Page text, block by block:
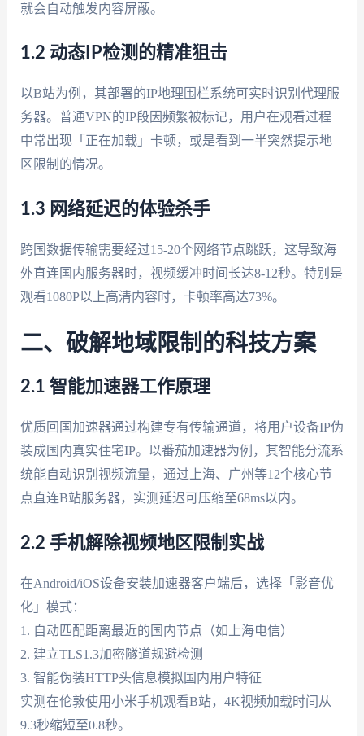
就会自动触发内容屏蔽。
1.2 动态IP检测的精准狙击
以B站为例，其部署的IP地理围栏系统可实时识别代理服
务器。普通VPN的IP段因频繁被标记，用户在观看过程
中常出现「正在加载」卡顿，或是看到一半突然提示地
区限制的情况。
1.3 网络延迟的体验杀手
跨国数据传输需要经过15-20个网络节点跳跃，这导致海
外直连国内服务器时，视频缓冲时间长达8-12秒。特别是
观看1080P以上高清内容时，卡顿率高达73%。
二、破解地域限制的科技方案
2.1 智能加速器工作原理
优质回国加速器通过构建专有传输通道，将用户设备IP伪
装成国内真实住宅IP。以番茄加速器为例，其智能分流系
统能自动识别视频流量，通过上海、广州等12个核心节
点直连B站服务器，实测延迟可压缩至68ms以内。
2.2 手机解除视频地区限制实战
在Android/iOS设备安装加速器客户端后，选择「影音优
化」模式：
1. 自动匹配距离最近的国内节点（如上海电信）
2. 建立TLS1.3加密隧道规避检测
3. 智能伪装HTTP头信息模拟国内用户特征
实测在伦敦使用小米手机观看B站，4K视频加载时间从
9.3秒缩短至0.8秒。